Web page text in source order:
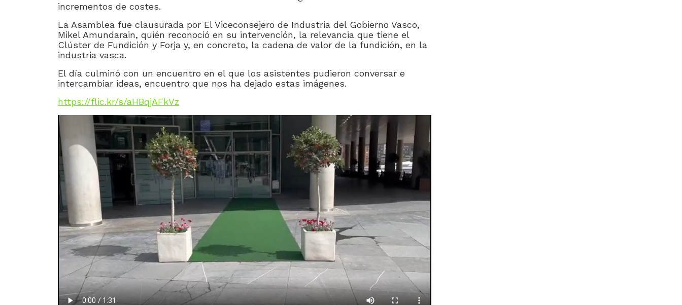
incrementos de costes.
La Asamblea fue clausurada por El Viceconsejero de Industria del Gobierno Vasco,
Mikel Amundarain, quién reconoció en su intervención, la relevancia que tiene el
Clúster de Fundición y Forja y, en concreto, la cadena de valor de la fundición, en la
industria vasca.
El día culminó con un encuentro en el que los asistentes pudieron conversar e
intercambiar ideas, encuentro que nos ha dejado estas imágenes.
https://flic.kr/s/aHBqjAFkVz